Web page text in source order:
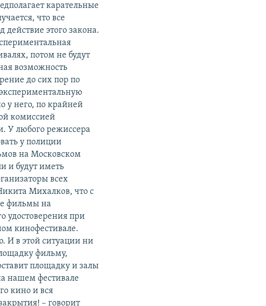
карательные
что все
действие этого закона.
потом не будут
возможность
до сих пор по
у него, по крайней
комиссией
У любого режиссера
у полиции
на Московском
и будут иметь
всех
Михалков, что с
фильмы на
удостоверения при
кинофестивале.
И в этой ситуации ни
фильму,
площадку и залы
нашем фестивале
кино и вся
– говорит